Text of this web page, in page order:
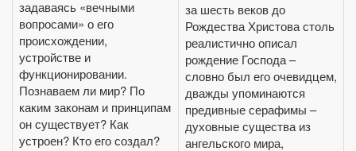
задаваясь «вечными
вопросами» о его
происхождении,
устройстве и
функционировании.
Познаваем ли мир? По
каким законам и принципам
он существует? Как
устроен? Кто его создал?
за шесть веков до
Рождества Христова столь
реалистично описал
рождение Господа –
словно был его очевидцем,
дважды упоминаются
предивные серафимы –
духовные существа из
ангельского мира,